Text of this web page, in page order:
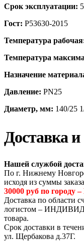
Срок эксплуатации:
Гост: Р53630-2015
Температура
Температура
Назначение
Давление: PN25
Диаметр, мм: 140/25
Доставка
Нашей службой
По г. Нижнему
исходя из суммы
30000 руб по
Доставка по области
логистом –
товара.
Срок доставки в
ул. Щербакова д.37Г.